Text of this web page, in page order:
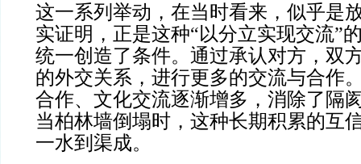
这一系列举动，在当时看来，似乎是
实证明，正是这种“以分立实现交流”
统一创造了条件。通过承认对方，双
的外交关系，进行更多的交流与合作
合作、文化交流逐渐增多，消除了隔
当柏林墙倒塌时，这种长期积累的互
一水到渠成。